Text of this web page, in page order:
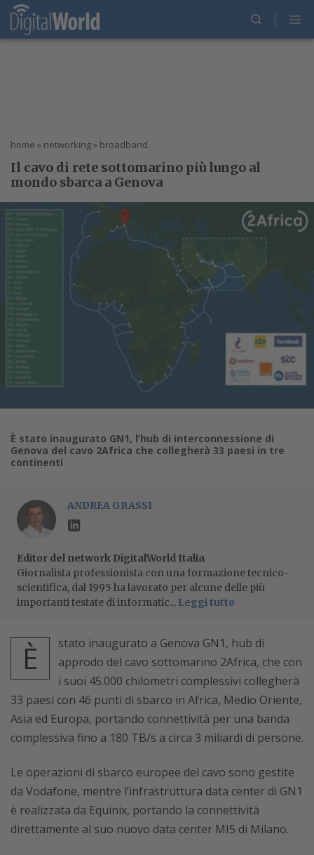
home » networking» broadband
Il cavo di rete sottomarino più lungo al
mondo sbarca a Genova
È stato inaugurato GN1, l’hub di interconnessione di
Genova del cavo 2Africa che collegherà 33 paesi in tre
continenti
ANDREA GRASSI
Editor del network DigitalWorld Italia
Giornalista professionista con una formazione tecnico-
scientifica, dal 1995 ha lavorato per alcune delle più
importanti testate di informatic... Leggi tutto
È
stato inaugurato a Genova GN1, hub di
approdo del cavo sottomarino 2Africa, che con
i suoi 45.000 chilometri complessivi collegherà
33 paesi con 46 punti di sbarco in Africa, Medio Oriente,
Asia ed Europa, portando connettività per una banda
complessiva fino a 180 TB/s a circa 3 miliardi di persone.
Le operazioni di sbarco europee del cavo sono gestite
da Vodafone, mentre l’infrastruttura data center di GN1
è realizzata da Equinix, portando la connettività
direttamente al suo nuovo data center MI5 di Milano.